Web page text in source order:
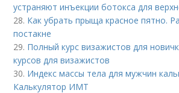
устраняют инъекции ботокса для
28. Как убрать прыща красное пятно.
постакне
29. Полный курс визажистов для
курсов для визажистов
30. Индекс массы тела для мужчин
Калькулятор ИМТ